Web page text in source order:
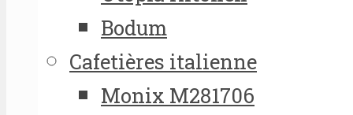
Bodum
Cafetières italienne
Monix M281706